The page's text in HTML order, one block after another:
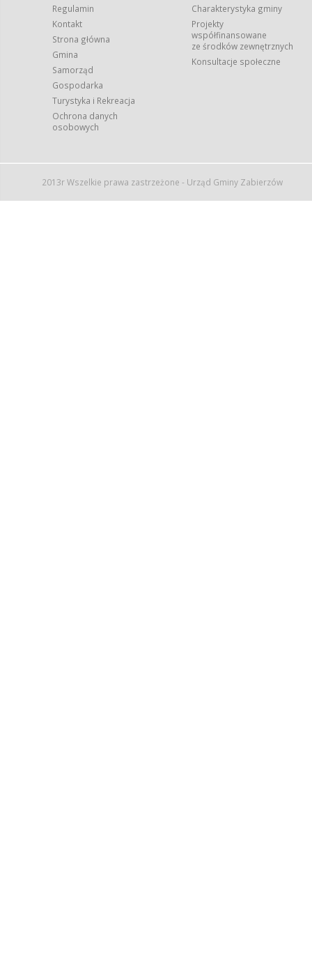
Regulamin
Kontakt
Strona główna
Gmina
Samorząd
Gospodarka
Turystyka i Rekreacja
Ochrona danych
osobowych
Charakterystyka gminy
Projekty
współfinansowane
ze środków zewnętrznych
Konsultacje społeczne
2013r Wszelkie prawa zastrzeżone - Urząd Gminy Zabierzów